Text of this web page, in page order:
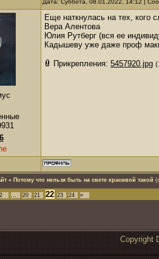
Дата: Суббота, 08.01.2022, 14:12 |
6
Еще наткнулась на тех, кого
Вера Алентова
Юлия Рутберг (вся ее
Кадышеву уже даже проф
Прикрепления: 5457920.jpg
» Потому что нельзя быть на свете красивой такой
2 … 20 21 22 23 24 »
Copyright